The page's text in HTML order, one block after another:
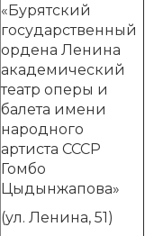
«Бурятский
государственный
ордена Ленина
академический
театр оперы и
балета имени
народного
артиста СССР
Гомбо
Цыдынжапова»
(ул. Ленина, 51)